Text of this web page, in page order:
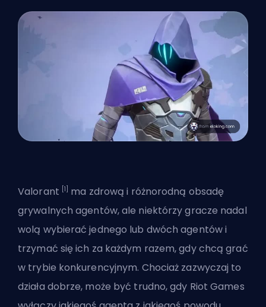
Valorant [1]
ma zdrową i różnorodną obsadę
grywalnychagentów, ale niektórzy gracze nadal
wolą wybierać jednego lub dwóch agentów i
trzymać się ich za każdym razem, gdy chcą grać
w trybie konkurencyjnym. Chociaż zazwyczaj to
działa dobrze, może być trudno, gdy Riot Games